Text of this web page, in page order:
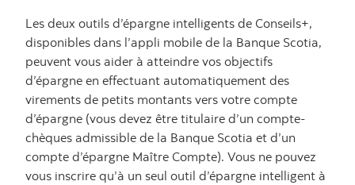
Les deux outils d’épargne intelligents de Conseils+,
disponibles dans l’appli mobile de la Banque Scotia,
peuvent vous aider à atteindre vos objectifs
d’épargne en effectuant automatiquement des
virements de petits montants vers votre compte
d’épargne (vous devez être titulaire d’un compte-
chèques admissible de la Banque Scotia et d’un
compte d’épargne Maître Compte). Vous ne pouvez
vous inscrire qu’à un seul outil d’épargne intelligent à